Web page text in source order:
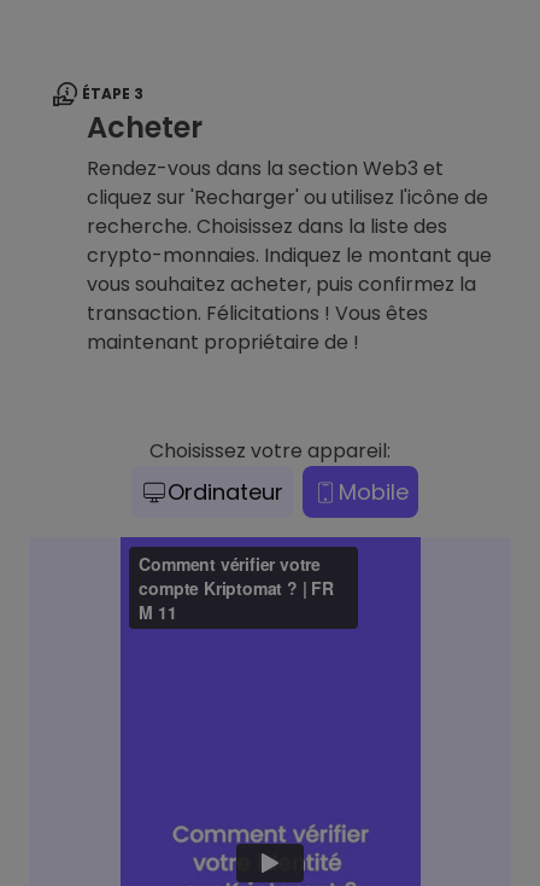
ÉTAPE 3
Acheter
Rendez-vous dans la section Web3 et
cliquez sur 'Recharger' ou utilisez l'icône de
recherche. Choisissez dans la liste des
crypto-monnaies. Indiquez le montant que
vous souhaitez acheter, puis confirmez la
transaction. Félicitations ! Vous êtes
maintenant propriétaire de !
Choisissez votre appareil:
Ordinateur Mobile